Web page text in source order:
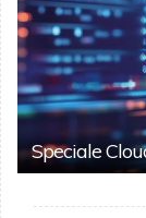
Speciale